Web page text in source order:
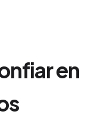
en